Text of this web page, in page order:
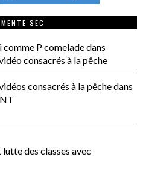
SEC
comme P comeladedans
consacrés à la pêche
consacrés à la pêchedans
des classes avec